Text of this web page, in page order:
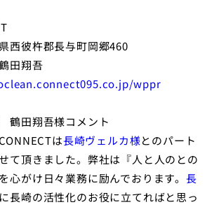
西彼杵郡長与町岡郷460
田翔吾
wppr
田翔吾様コメント
は長崎ヴェルカ様とのパート
て頂きました。弊社は『人と人のとの
心がけ日々業務に励んでおります。長
長崎の活性化のお役に立てればと思っ